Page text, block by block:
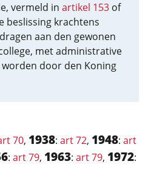
vermeld in artikel 153 of
beslissing krachtens
aan den gewonen
met administrative
door den Koning
70, 1938: art 72, 1948: art
: art 79, 1963: art 79, 1972: